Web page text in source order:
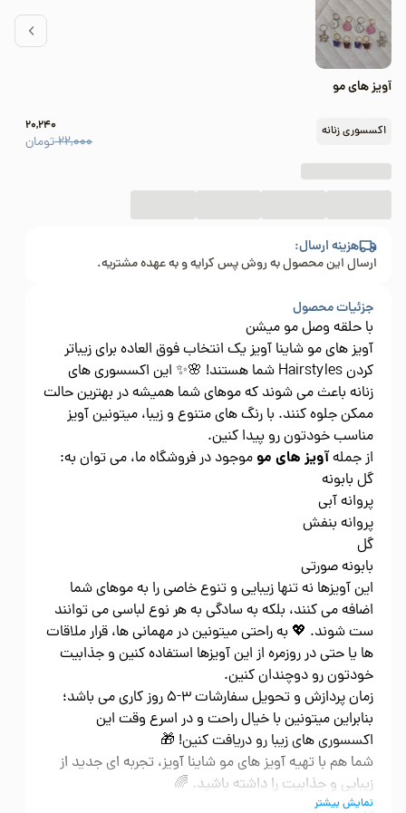
آویز های مو
اکسسوری زنانه 20,240
22,000تومان
هزینه ارسال:
ارسال این محصول به روش پس کرایه و به عهده مشتریه.
جزئیات محصول
با حلقه وصل مو میشن
آویز های مو شاینا آویز یک انتخاب فوق العاده برای زیباتر
کردن Hairstyles شما هستند! 🌸✨ این اکسسوری های
زنانه باعث می شوند که موهای شما همیشه در بهترین حالت
ممکن جلوه کنند. با رنگ های متنوع و زیبا، میتونین آویز
مناسب خودتون رو پیدا کنین.
از جملهآویز های مو موجود در فروشگاه ما، می توان به:
گل بابونه
پروانه آبی
پروانه بنفش
گل
بابونه صورتی
این آویزها نه تنها زیبایی و تنوع خاصی را به موهای شما
اضافه می کنند، بلکه به سادگی به هر نوع لباسی می توانند
ست شوند. 💖 به راحتی میتونین در مهمانی ها، قرار ملاقات
ها یا حتی در روزمره از این آویزها استفاده کنین و جذابیت
خودتون رو دوچندان کنین.
زمان پردازش و تحویل سفارشات 3-5 روز کاری می باشد؛
بنابراین میتونین با خیال راحت و در اسرع وقت این
اکسسوری های زیبا رو دریافت کنین! 🎁
شما هم با تهیه آویز های مو شاینا آویز، تجربه ای جدید از
زیبایی و جذابیت را داشته باشید. 🌈
نمایش بیشتر